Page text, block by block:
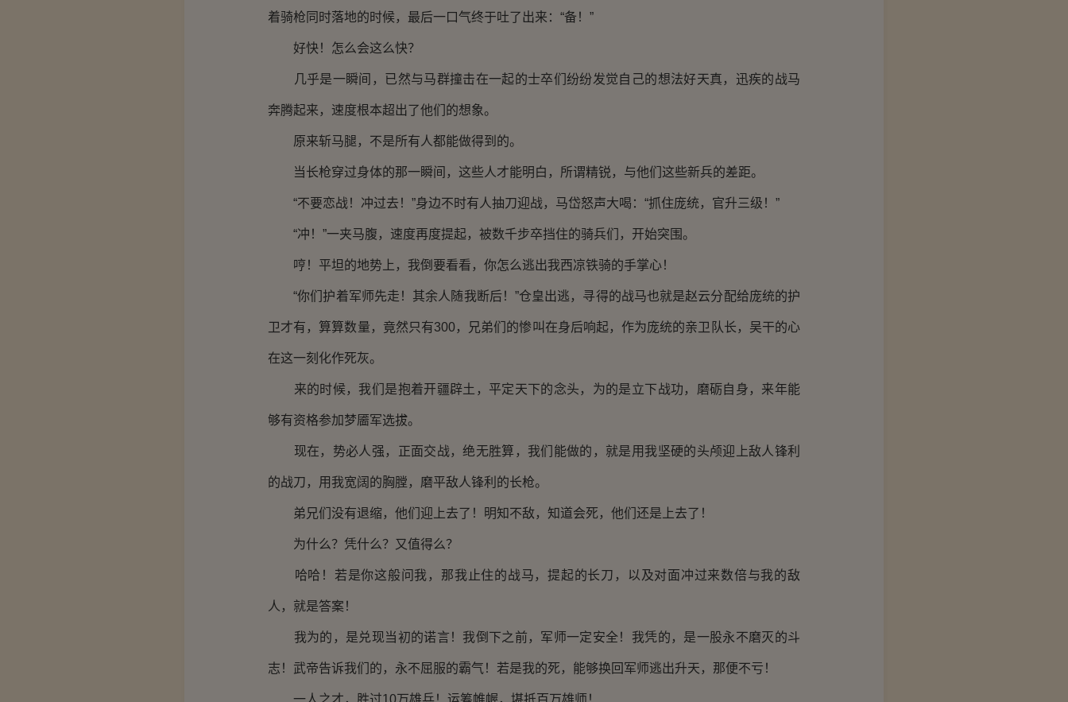
着骑枪同时落地的时候，最后一口气终于吐了出来：“备！”
好快！怎么会这么快？
几乎是一瞬间，已然与马群撞击在一起的士卒们纷纷发觉自己的想法好天真，迅疾的战马
奔腾起来，速度根本超出了他们的想象。
原来斩马腿，不是所有人都能做得到的。
当长枪穿过身体的那一瞬间，这些人才能明白，所谓精锐，与他们这些新兵的差距。
“不要恋战！冲过去！”身边不时有人抽刀迎战，马岱怒声大喝：“抓住庞统，官升三级！”
“冲！”一夹马腹，速度再度提起，被数千步卒挡住的骑兵们，开始突围。
哼！平坦的地势上，我倒要看看，你怎么逃出我西凉铁骑的手掌心！
“你们护着军师先走！其余人随我断后！”仓皇出逃，寻得的战马也就是赵云分配给庞统的护
卫才有，算算数量，竟然只有300，兄弟们的惨叫在身后响起，作为庞统的亲卫队长，吴干的心
在这一刻化作死灰。
来的时候，我们是抱着开疆辟土，平定天下的念头，为的是立下战功，磨砺自身，来年能
够有资格参加梦靥军选拔。
现在，势必人强，正面交战，绝无胜算，我们能做的，就是用我坚硬的头颅迎上敌人锋利
的战刀，用我宽阔的胸膛，磨平敌人锋利的长枪。
弟兄们没有退缩，他们迎上去了！明知不敌，知道会死，他们还是上去了！
为什么？凭什么？又值得么？
哈哈！若是你这般问我，那我止住的战马，提起的长刀，以及对面冲过来数倍与我的敌
人，就是答案！
我为的，是兑现当初的诺言！我倒下之前，军师一定安全！我凭的，是一股永不磨灭的斗
志！武帝告诉我们的，永不屈服的霸气！若是我的死，能够换回军师逃出升天，那便不亏！
一人之才，胜过10万雄兵！运筹帷幄，堪抵百万雄师！